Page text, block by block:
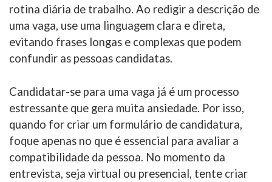
rotina diária de trabalho. Ao redigir a descrição de
uma vaga, use uma linguagem clara e direta,
evitando frases longas e complexas que podem
confundir as pessoas candidatas.
Candidatar-se para uma vaga já é um processo
estressante que gera muita ansiedade. Por isso,
quando for criar um formulário de candidatura,
foque apenas no que é essencial para avaliar a
compatibilidade da pessoa. No momento da
entrevista, seja virtual ou presencial, tente criar